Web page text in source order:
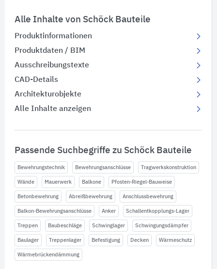
Alle Inhalte von Schöck Bauteile
Produktinformationen
Produktdaten / BIM
Ausschreibungstexte
CAD-Details
Architekturobjekte
Alle Inhalte anzeigen
Passende Suchbegriffe zu Schöck Bauteile
Bewehrungstechnik Bewehrungsanschlüsse Tragwerkskonstruktion
Wände Mauerwerk Balkone Pfosten-Riegel-Bauweise
Betonbewehrung Abreißbewehrung Anschlussbewehrung
Balkon-Bewehrungsanschlüsse Anker Schallentkopplungs-Lager
Treppen Baubeschläge Schwinglager Schwingungsdämpfer
Baulager Treppenlager Befestigung Decken Wärmeschutz
Wärmebrückendämmung